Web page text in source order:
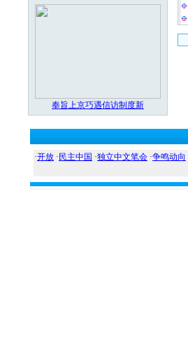
奉旨上京巧遇信访制度新
·开放 · 民主中国 ·独立中文笔会 ·争鸣动向